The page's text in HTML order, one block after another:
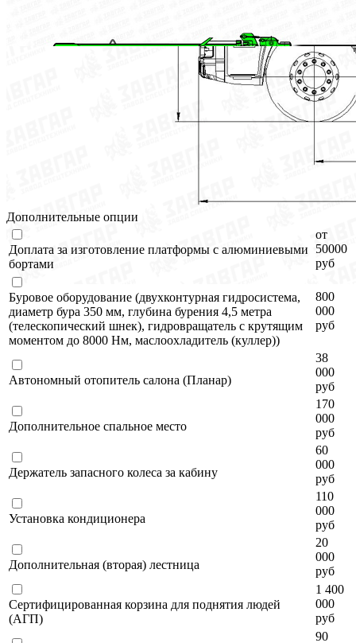
Дополнительные опции
Доплата за изготовление платформы с алюминиевыми
бортами
от
50000
руб
Буровое оборудование (двухконтурная гидросистема,
диаметр бура 350 мм, глубина бурения 4,5 метра
(телескопический шнек), гидровращатель с крутящим
моментом до 8000 Нм, маслоохладитель (куллер))
800
000
руб
Автономный отопитель салона (Планар)
38
000
руб
Дополнительное спальное место
170
000
руб
Держатель запасного колеса за кабину
60
000
руб
Установка кондиционера
110
000
руб
Дополнительная (вторая) лестница
20
000
руб
Сертифицированная корзина для поднятия людей
(АГП)
1 400
000
руб
90